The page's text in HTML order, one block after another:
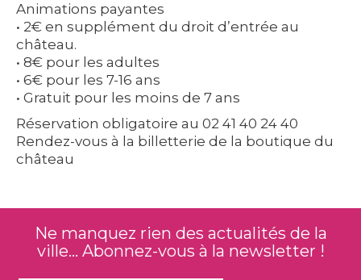
Animations payantes
• 2€ en supplément du droit d’entrée au
château.
• 8€ pour les adultes
• 6€ pour les 7-16 ans
• Gratuit pour les moins de 7 ans
Réservation obligatoire au 02 41 40 24 40
Rendez-vous à la billetterie de la boutique du
château
Ne manquez rien des actualités de la
ville... Abonnez-vous à la newsletter !